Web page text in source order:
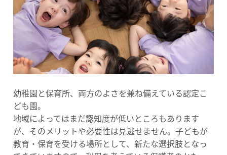
幼稚園と保育所、両方のよさを兼ね備えている認定こ
ども園。
地域によってはまだ認知度が低いところもあります
が、そのメリットや必要性は見逃せません。子どもが
教育・保育を受ける場所として、新たな選択肢となっ